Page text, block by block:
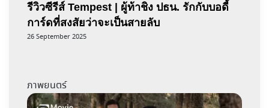
รีวิวซีรีส์ Tempest | ผู้ท้าชิง ปธน. รักกับบอดี้
การ์ดที่สงสัยว่าจะเป็นสายลับ
26 September 2025
ภาพยนตร์